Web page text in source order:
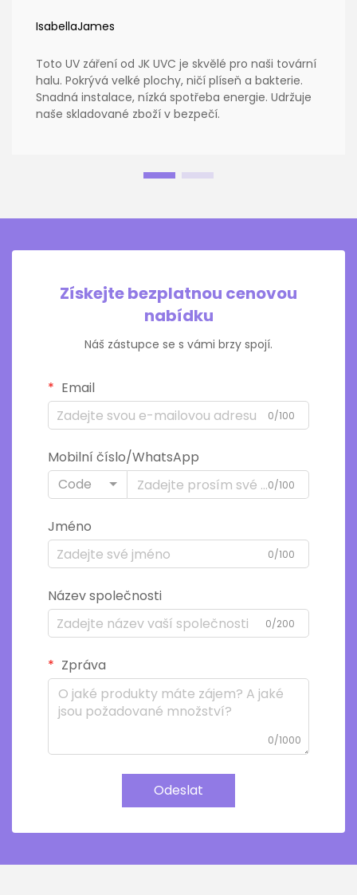
IsabellaJames
Toto UV záření od JK UVC je skvělé pro naši tovární
halu. Pokrývá velké plochy, ničí plíseň a bakterie.
Snadná instalace, nízká spotřeba energie. Udržuje
naše skladované zboží v bezpečí.
Získejte bezplatnou cenovou
nabídku
Náš zástupce se s vámi brzy spojí.
Email
0/100
Mobilní číslo/WhatsApp
Code
0/100
Jméno
0/100
Název společnosti
0/200
Zpráva
0/1000
Odeslat